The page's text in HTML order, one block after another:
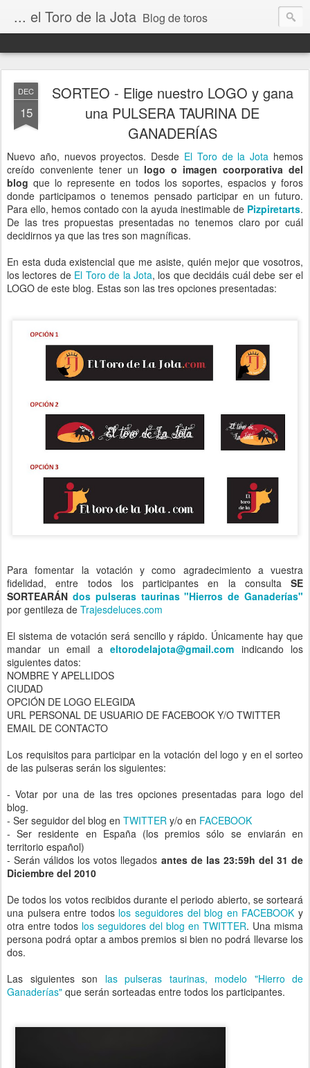
... el Toro de la Jota Blog de toros
DEC
15
SORTEO - Elige nuestro LOGO y gana
una PULSERA TAURINA DE
GANADERÍAS
Nuevo año, nuevos proyectos. Desde El Toro de la Jota hemos
creído conveniente tener un logo o imagen coorporativa del
blog que lo represente en todos los soportes, espacios y foros
donde participamos o tenemos pensado participar en un futuro.
Para ello, hemos contado con la ayuda inestimable de Pizpiretarts.
De las tres propuestas presentadas no tenemos claro por cuál
decidirnos ya que las tres son magníficas.
En esta duda existencial que me asiste, quién mejor que vosotros,
los lectores de El Toro de la Jota, los que decidáis cuál debe ser el
LOGO de este blog. Estas son las tres opciones presentadas:
Para fomentar la votación y como agradecimiento a vuestra
fidelidad, entre todos los participantes en la consulta SE
SORTEARÁN dos pulseras taurinas "Hierros de Ganaderías"
por gentileza de Trajesdeluces.com
El sistema de votación será sencillo y rápido. Únicamente hay que
mandar un email a eltorodelajota@gmail.com indicando los
siguientes datos:
NOMBRE Y APELLIDOS
CIUDAD
OPCIÓN DE LOGO ELEGIDA
URL PERSONAL DE USUARIO DE FACEBOOK Y/O TWITTER
EMAIL DE CONTACTO
Los requisitos para participar en la votación del logo y en el sorteo
de las pulseras serán los siguientes:
- Votar por una de las tres opciones presentadas para logo del
blog.
- Ser seguidor del blog en TWITTER y/o en FACEBOOK
- Ser residente en España (los premios sólo se enviarán en
territorio español)
- Serán válidos los votos llegados antes de las 23:59h del 31 de
Diciembre del 2010
De todos los votos recibidos durante el periodo abierto, se sorteará
una pulsera entre todos los seguidores del blog en FACEBOOK y
otra entre todos los seguidores del blog en TWITTER. Una misma
persona podrá optar a ambos premios si bien no podrá llevarse los
dos.
Las siguientes son las pulseras taurinas, modelo "Hierro de
Ganaderías" que serán sorteadas entre todos los participantes.